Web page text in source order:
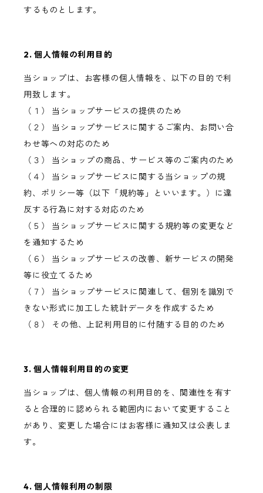
するものとします。
2. 個人情報の利用目的
当ショップは、お客様の個人情報を、以下の目的で利
用致します。
（１） 当ショップサービスの提供のため
（２） 当ショップサービスに関するご案内、お問い合
わせ等への対応のため
（３） 当ショップの商品、サービス等のご案内のため
（４） 当ショップサービスに関する当ショップの規
約、ポリシー等（以下「規約等」といいます。）に違
反する行為に対する対応のため
（５） 当ショップサービスに関する規約等の変更など
を通知するため
（６） 当ショップサービスの改善、新サービスの開発
等に役立てるため
（７） 当ショップサービスに関連して、個別を識別で
きない形式に加工した統計データを作成するため
（８） その他、上記利用目的に付随する目的のため
3. 個人情報利用目的の変更
当ショップは、個人情報の利用目的を、関連性を有す
ると合理的に認められる範囲内において変更すること
があり、変更した場合にはお客様に通知又は公表しま
す。
4. 個人情報利用の制限